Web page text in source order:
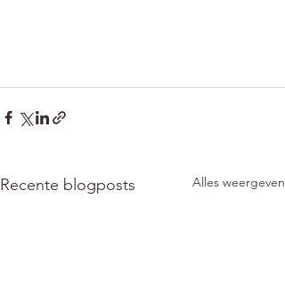
Recente blogposts Alles weergeven